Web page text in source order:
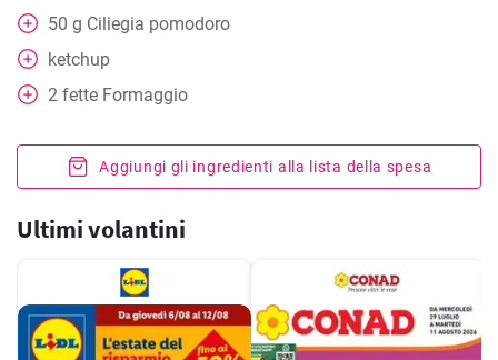
50 g Ciliegia pomodoro
ketchup
2 fette Formaggio
Aggiungi gli ingredienti alla lista della spesa
Ultimi volantini